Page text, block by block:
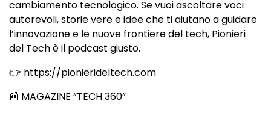
cambiamento tecnologico. Se vuoi ascoltare voci
autorevoli, storie vere e idee che ti aiutano a guidare
l’innovazione e le nuove frontiere del tech, Pionieri
del Tech è il podcast giusto.
👉 https://pionierideltech.com
📰 MAGAZINE “TECH 360”